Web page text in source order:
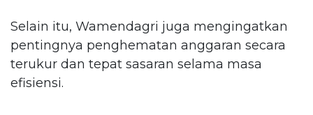
Selain itu, Wamendagri juga mengingatkan
pentingnya penghematan anggaran secara
terukur dan tepat sasaran selama masa
efisiensi.